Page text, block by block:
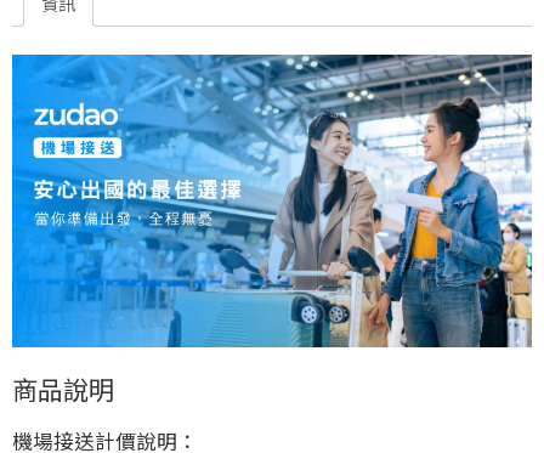
商品說明
機場接送計價說明：